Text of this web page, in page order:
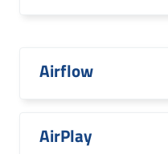
Airflow
AirPlay